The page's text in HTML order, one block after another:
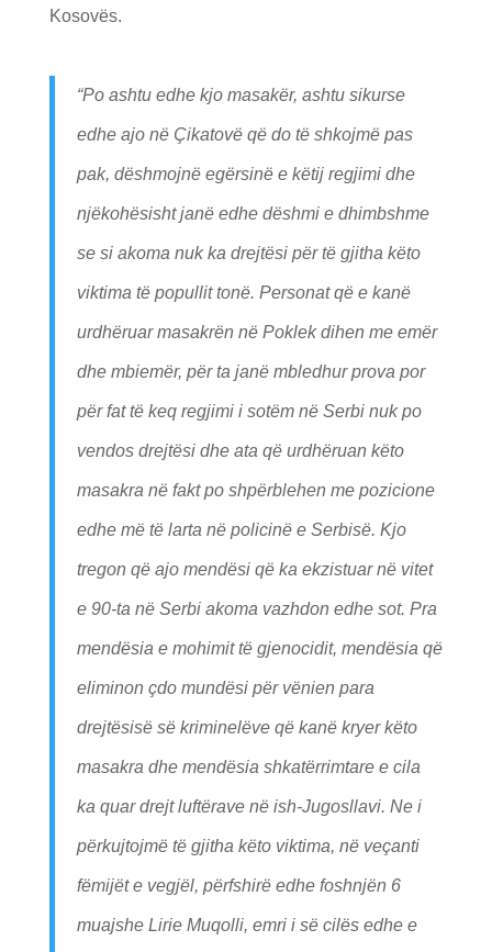
Kosovës.
“Po ashtu edhe kjo masakër, ashtu sikurse
edhe ajo në Çikatovë që do të shkojmë pas
pak, dëshmojnë egërsinë e këtij regjimi dhe
njëkohësisht janë edhe dëshmi e dhimbshme
se si akoma nuk ka drejtësi për të gjitha këto
viktima të popullit tonë. Personat që e kanë
urdhëruar masakrën në Poklek dihen me emër
dhe mbiemër, për ta janë mbledhur prova por
për fat të keq regjimi i sotëm në Serbi nuk po
vendos drejtësi dhe ata që urdhëruan këto
masakra në fakt po shpërblehen me pozicione
edhe më të larta në policinë e Serbisë. Kjo
tregon që ajo mendësi që ka ekzistuar në vitet
e 90-ta në Serbi akoma vazhdon edhe sot. Pra
mendësia e mohimit të gjenocidit, mendësia që
eliminon çdo mundësi për vënien para
drejtësisë së kriminelëve që kanë kryer këto
masakra dhe mendësia shkatërrimtare e cila
ka quar drejt luftërave në ish-Jugosllavi. Ne i
përkujtojmë të gjitha këto viktima, në veçanti
fëmijët e vegjël, përfshirë edhe foshnjën 6
muajshe Lirie Muqolli, emri i së cilës edhe e